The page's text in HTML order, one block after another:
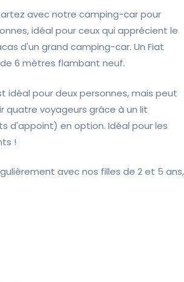
avec notre camping-car pour
idéal pour ceux qui apprécient le
d'un grand camping-car. Un Fiat
6 mètres flambant neuf.
idéal pour deux personnes, mais peut
quatre voyageurs grâce à un lit
d'appoint) en option. Idéal pour les
!
avec nos filles de 2 et 5 ans,